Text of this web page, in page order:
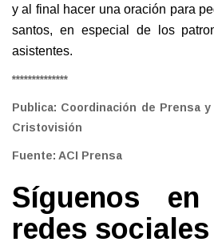
y al final hacer una oración para
santos, en especial de los
asistentes.
**************
Publica: Coordinación de Prensa y
Cristovisión
Fuente: ACI Prensa
Síguenos en
redes sociales